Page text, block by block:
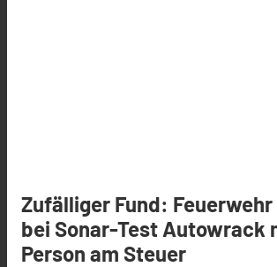
Zufälliger Fund:
bei Sonar-Test Autowrack
Person am Steuer